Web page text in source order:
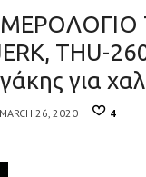
THU-
για
MARCH 26, 2020 4